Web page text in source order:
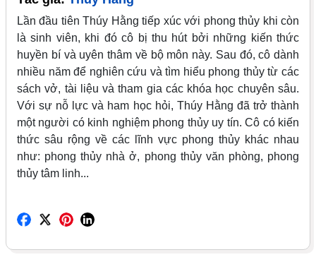
Lần đầu tiên Thúy Hằng tiếp xúc với phong thủy khi còn
là sinh viên, khi đó cô bị thu hút bởi những kiến thức
huyền bí và uyên thâm về bộ môn này. Sau đó, cô dành
nhiều năm để nghiên cứu và tìm hiểu phong thủy từ các
sách vở, tài liệu và tham gia các khóa học chuyên sâu.
Với sự nỗ lực và ham học hỏi, Thúy Hằng đã trở thành
một người có kinh nghiệm phong thủy uy tín. Cô có kiến
thức sâu rộng về các lĩnh vực phong thủy khác nhau
như: phong thủy nhà ở, phong thủy văn phòng, phong
thủy tâm linh...